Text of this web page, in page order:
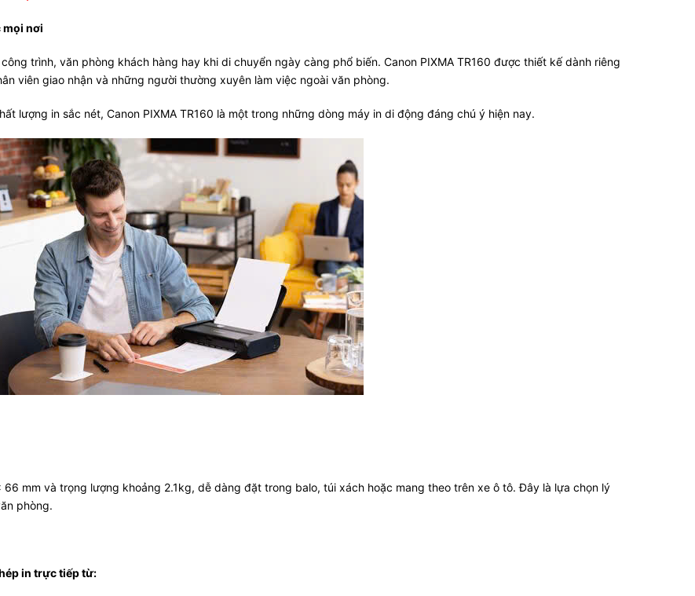
mọi nơi
trình, văn phòng khách hàng hay khi di chuyển ngày càng phổ biến. Canon PIXMA TR160 được thiết kế dành riêng
viên giao nhận và những người thường xuyên làm việc ngoài văn phòng.
lượng in sắc nét, Canon PIXMA TR160 là một trong những dòng máy in di động đáng chú ý hiện nay.
mm và trọng lượng khoảng 2.1kg, dễ dàng đặt trong balo, túi xách hoặc mang theo trên xe ô tô. Đây là lựa chọn lý
phòng.
in trực tiếp từ: